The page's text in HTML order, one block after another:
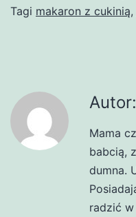
Tagi makaron z cukinią,
Mama
babcią,
dumna.
radzić